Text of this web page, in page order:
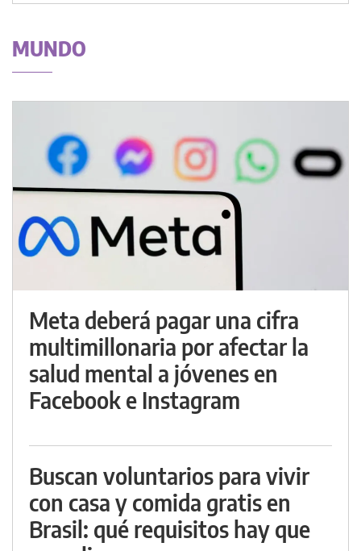
MUNDO
Meta deberá pagar una cifra
multimillonaria por afectar la
salud mental a jóvenes en
Facebook e Instagram
Buscan voluntarios para vivir
con casa y comida gratis en
Brasil: qué requisitos hay que